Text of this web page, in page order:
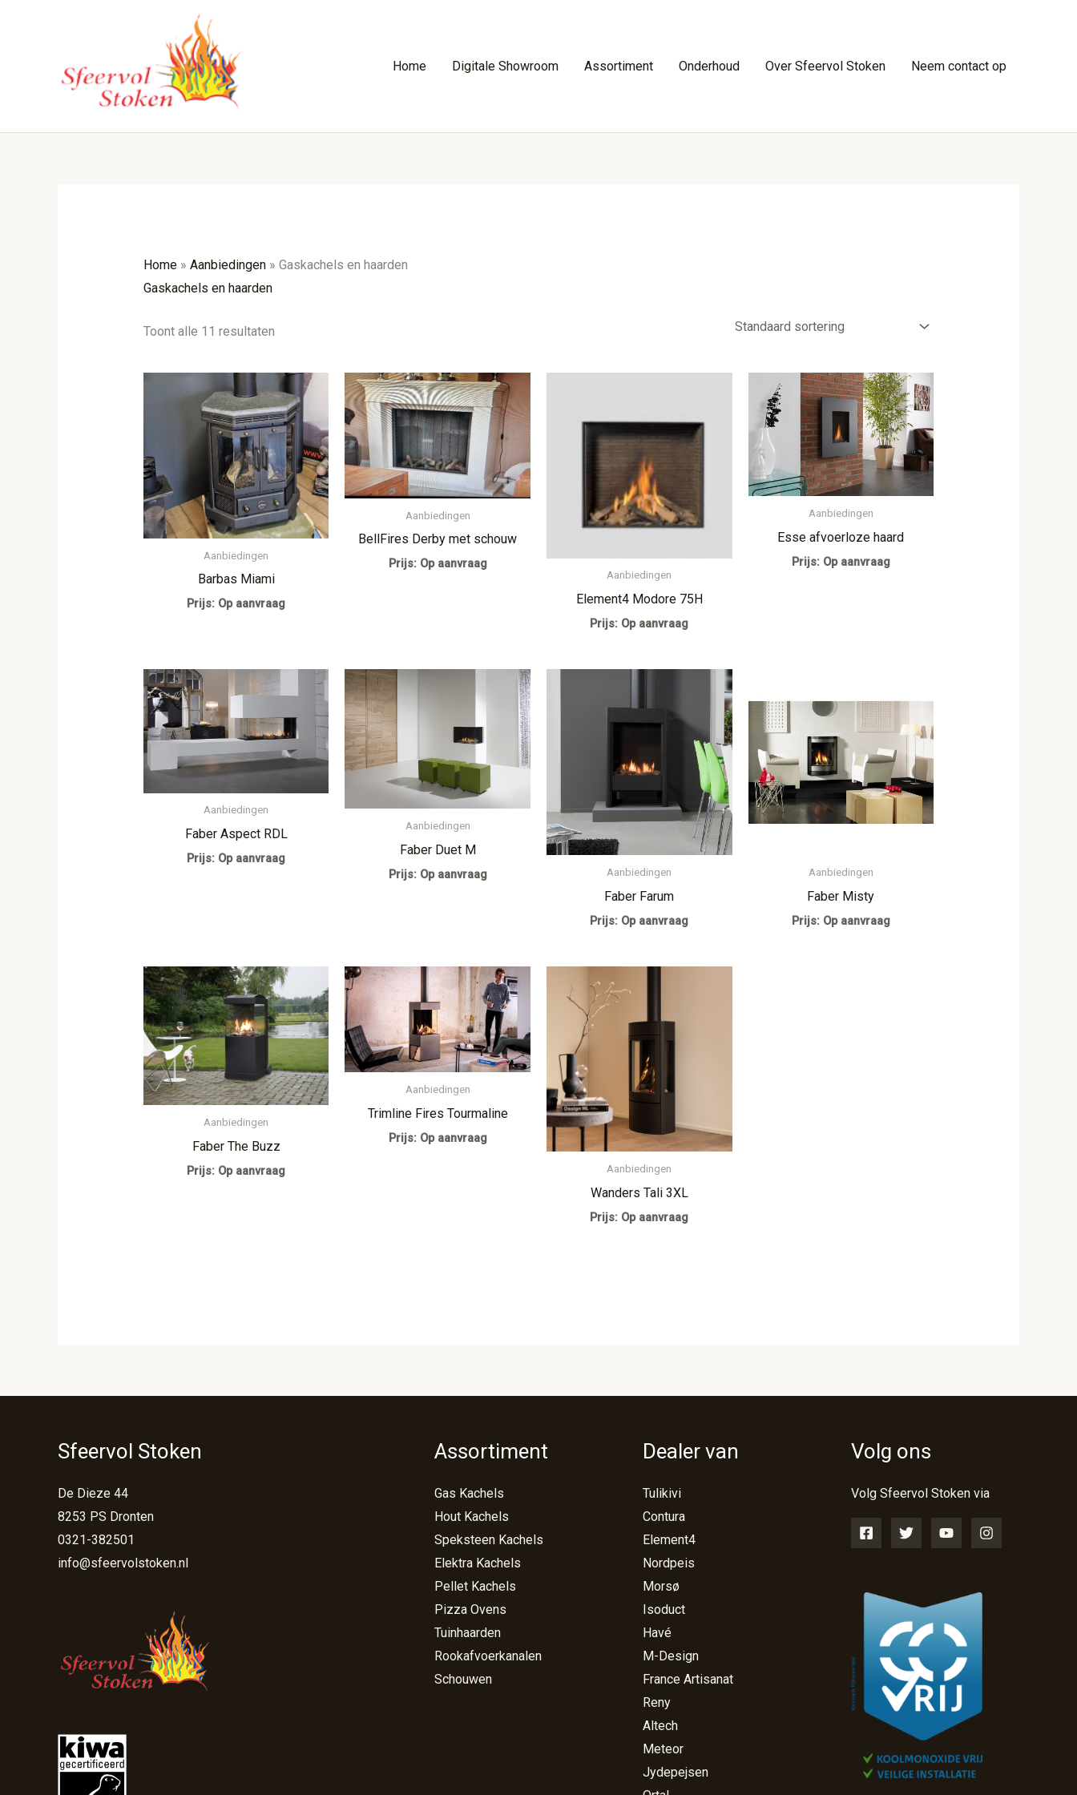
Home Digitale Showroom Assortiment Onderhoud Over Sfeervol Stoken Neem contact op
Home» Aanbiedingen» Gaskachels en haarden
Gaskachels en haarden
Toont alle 11 resultaten
Aanbiedingen
Barbas Miami
Prijs: Op aanvraag
Aanbiedingen
BellFires Derby met schouw
Prijs: Op aanvraag
Aanbiedingen
Element4 Modore 75H
Prijs: Op aanvraag
Aanbiedingen
Esse afvoerloze haard
Prijs: Op aanvraag
Aanbiedingen
Faber Aspect RDL
Prijs: Op aanvraag
Aanbiedingen
Faber Duet M
Prijs: Op aanvraag Aanbiedingen
Faber Farum
Prijs: Op aanvraag
Aanbiedingen
Faber Misty
Prijs: Op aanvraag
Aanbiedingen
Faber The Buzz
Prijs: Op aanvraag
Aanbiedingen
Trimline Fires Tourmaline
Prijs: Op aanvraag
Aanbiedingen
Wanders Tali 3XL
Prijs: Op aanvraag
Sfeervol Stoken
De Dieze 44
8253 PS Dronten
0321-382501
info@sfeervolstoken.nl
Assortiment
Gas Kachels
Hout Kachels
Speksteen Kachels
Elektra Kachels
Pellet Kachels
Pizza Ovens
Tuinhaarden
Rookafvoerkanalen
Schouwen
Dealer van
Tulikivi
Contura
Element4
Nordpeis
Morsø
Isoduct
Havé
M-Design
France Artisanat
Reny
Altech
Meteor
Jydepejsen
Volg ons
Volg Sfeervol Stoken via